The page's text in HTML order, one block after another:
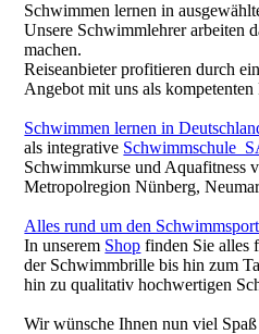
Schwimmen lernen in
Unsere Schwimmlehrer arbeiten
machen.
Reiseanbieter profitieren durch
Angebot mit uns als kompetenten
Schwimmen lernen in
als integrative Schwimmschule
Schwimmkurse und Aquafitness
Metropolregion Nünberg,
Alles rund um den
In unserem Shop finden Sie alles
der Schwimmbrille bis hin zum
hin zu qualitativ hochwertigen
Wir wünsche Ihnen nun viel